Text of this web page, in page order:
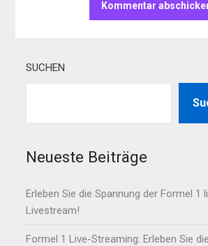
SUCHEN
Neueste Beiträge
Erleben Sie die Spannung der Formel 1
Livestream!
Formel 1 Live-Streaming: Erleben Sie